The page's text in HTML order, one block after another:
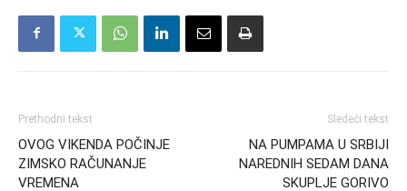
Prethodni tekst
OVOG VIKENDA POČINJE
ZIMSKO RAČUNANJE
VREMENA
Sledeći tekst
NA PUMPAMA U SRBIJI
NAREDNIH SEDAM DANA
SKUPLJE GORIVO